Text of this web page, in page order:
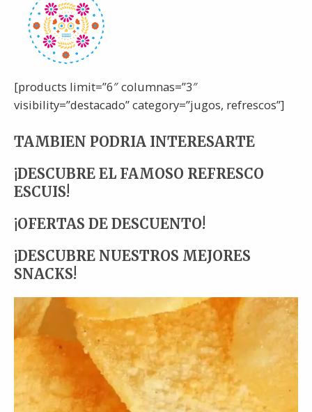
[products limit=”6″ columnas=”3″
visibility=”destacado” category=”jugos, refrescos”]
TAMBIEN PODRIA INTERESARTE
¡DESCUBRE EL FAMOSO REFRESCO
ESCUIS!
¡OFERTAS DE DESCUENTO!
¡DESCUBRE NUESTROS MEJORES
SNACKS!